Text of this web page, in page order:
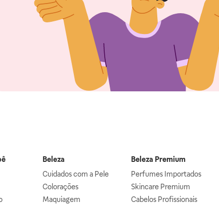
Beleza
Cuidados com a Pele
Colorações
Maquiagem
Beleza Premium
Perfumes Importados
Skincare Premium
Cabelos Profissionais